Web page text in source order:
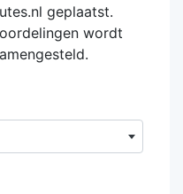
geplaatst.
wordt